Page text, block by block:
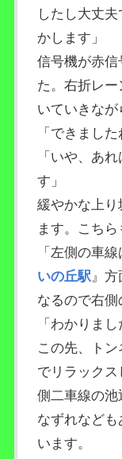
したし大丈
かします」
信号機が赤
た。右折レ
いていきなが
「できました
「いや、あ
す」
緩やかな上
ます。こちら
「左側の車
いの丘駅』
なるので右側
「わかりまし
この先、ト
でリラック
側二車線の
なずれなど
います。